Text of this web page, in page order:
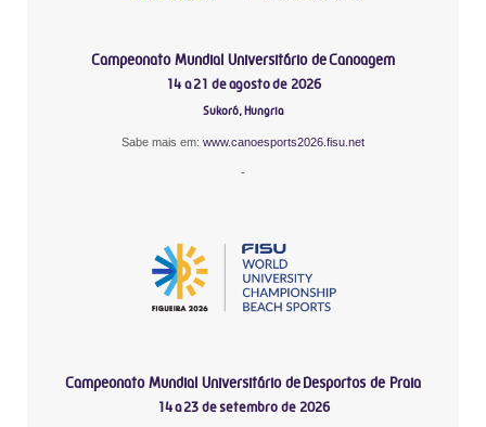
Campeonato Mundial Universitário de Canoagem
14 a 21 de agosto de 2026
Sukoró, Hungria
Sabe mais em: www.canoesports2026.fisu.net
-
Campeonato Mundial Universitário de Desportos de Praia
14 a 23 de setembro de 2026